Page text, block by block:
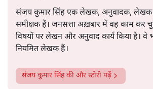
संजय कुमार सिंह एक लेखक, अनुवादक, लेखक
समीक्षक हैं। जनसत्ता अख़बार में वह काम कर
विषयों पर लेखन और अनुवाद कार्य किया है। वे
नियमित लेखक हैं।
संजय कुमार सिंहकी और स्टोरी पढ़ें